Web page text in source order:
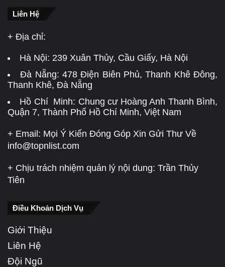
Liên Hệ
+ Địa chỉ:
Hà Nội: 239 Xuân Thủy, Cầu Giấy, Hà Nội
Đà Nẵng:478 Điện Biên Phủ, Thanh Khê Đông,
Thanh Khê, Đà Nẵng
Hồ Chí Minh: Chung cư Hoàng Anh Thanh Bình,
Quận 7, Thành Phố Hồ Chí Minh, Việt Nam
+ Email: Mọi Ý Kiến Đóng Góp Xin Gửi Thư Về
info@topnlist.com
+ Chịu trách nhiệm quản lý nội dung: Trần Thủy
Tiên
Điều Khoản Dịch Vụ
Giới Thiệu
Liên Hệ
Đội Ngũ